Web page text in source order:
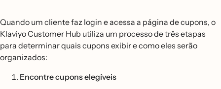
Quando um cliente faz login e acessa a página de cupons, o
Klaviyo Customer Hub utiliza um processo de três etapas
para determinar quais cupons exibir e como eles serão
organizados:
Encontre cupons elegíveis